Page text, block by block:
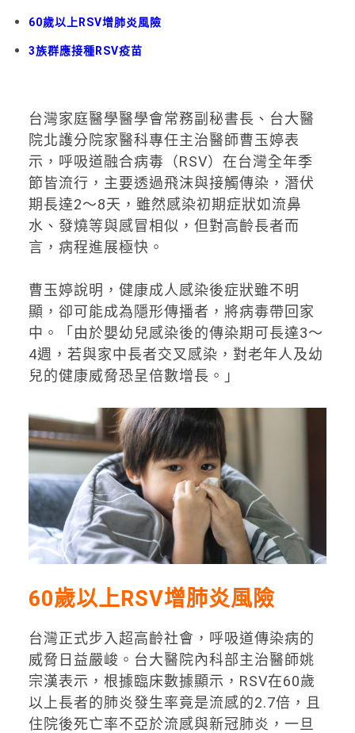
60歲以上RSV增肺炎風險
3族群應接種RSV疫苗
台灣家庭醫學醫學會常務副秘書長、台大醫
院北護分院家醫科專任主治醫師曹玉婷表
示，呼吸道融合病毒（RSV）在台灣全年季
節皆流行，主要透過飛沫與接觸傳染，潛伏
期長達2～8天，雖然感染初期症狀如流鼻
水、發燒等與感冒相似，但對高齡長者而
言，病程進展極快。
曹玉婷說明，健康成人感染後症狀雖不明
顯，卻可能成為隱形傳播者，將病毒帶回家
中。「由於嬰幼兒感染後的傳染期可長達3～
4週，若與家中長者交叉感染，對老年人及幼
兒的健康威脅恐呈倍數增長。」
60歲以上RSV增肺炎風險
台灣正式步入超高齡社會，呼吸道傳染病的
威脅日益嚴峻。台大醫院內科部主治醫師姚
宗漢表示，根據臨床數據顯示，RSV在60歲
以上長者的肺炎發生率竟是流感的2.7倍，且
住院後死亡率不亞於流感與新冠肺炎，一旦